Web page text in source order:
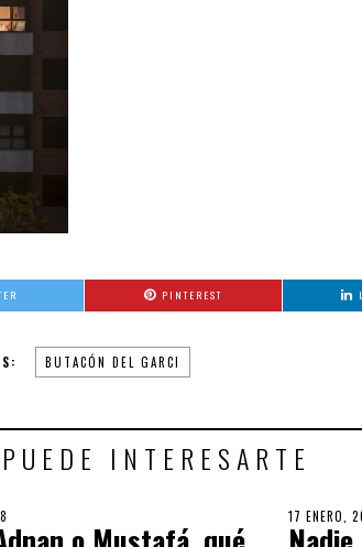
PINTEREST
BUTACÓN DEL GARCI
INTERESARTE
SEPTIEMBRE,
POSTED
ON
17 ENERO,